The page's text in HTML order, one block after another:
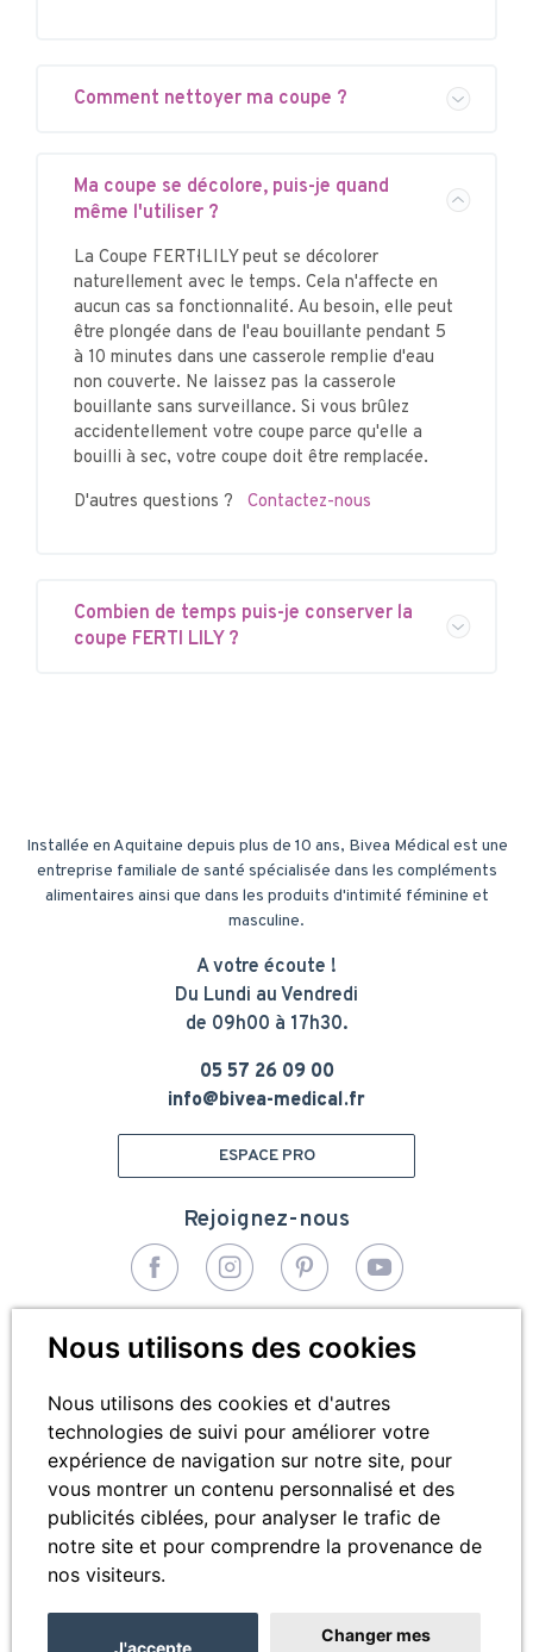
Nous utilisons des cookies
Nous utilisons des cookies et d'autres
technologies de suivi pour améliorer votre
expérience de navigation sur notre site, pour
vous montrer un contenu personnalisé et des
publicités ciblées, pour analyser le trafic de
notre site et pour comprendre la provenance de
nos visiteurs.
J'accepte
Changer mes
Comment nettoyer ma coupe ?
Ma coupe se décolore, puis-je quand
même l'utiliser ?
La Coupe FERTI·LILY peut se décolorer
naturellement avec le temps. Cela n'affecte en
aucun cas sa fonctionnalité. Au besoin, elle peut
être plongée dans de l'eau bouillante pendant 5
à 10 minutes dans une casserole remplie d'eau
non couverte. Ne laissez pas la casserole
bouillante sans surveillance. Si vous brûlez
accidentellement votre coupe parce qu'elle a
bouilli à sec, votre coupe doit être remplacée.
D'autres questions ? Contactez-nous
Combien de temps puis-je conserver la
coupe FERTI LILY ?
Installée en Aquitaine depuis plus de 10 ans, Bivea Médical est une
entreprise familiale de santé spécialisée dans les compléments
alimentaires ainsi que dans les produits d'intimité féminine et
masculine.
A votre écoute !
Du Lundi au Vendredi
de 09h00 à 17h30.
05 57 26 09 00
info@bivea-medical.fr
ESPACE PRO
de
page
Mentions légales
Cookies
Contactez-nous
Rejoignez-nous